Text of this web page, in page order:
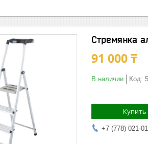
Стремянка
91 000 ₸
В наличии Код:
Купить
+7 (778) 021-